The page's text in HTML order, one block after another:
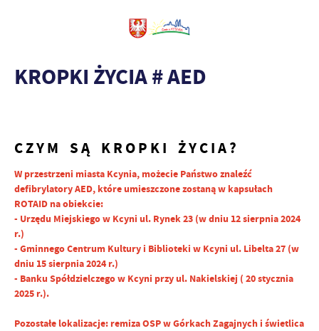
KROPKI ŻYCIA # AED
C Z Y M S Ą K R O P K I Ż Y C I A ?
W przestrzeni miasta Kcynia, możecie Państwo znaleźć
defibrylatory AED, które umieszczone zostaną w kapsułach
ROTAID na obiekcie:
- Urzędu Miejskiego w Kcyni ul. Rynek 23 (w dniu 12 sierpnia 2024
r.)
- Gminnego Centrum Kultury i Biblioteki w Kcyni ul. Libelta 27 (w
dniu 15 sierpnia 2024 r.)
- Banku Spółdzielczego w Kcyni przy ul. Nakielskiej ( 20 stycznia
2025 r.).
Pozostałe lokalizacje: remiza OSP w Górkach Zagajnych i świetlica